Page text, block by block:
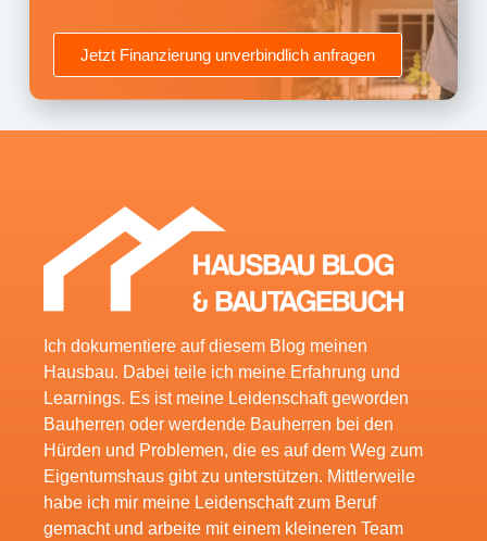
Jetzt Finanzierung unverbindlich anfragen
Ich dokumentiere auf diesem Blog meinen
Hausbau. Dabei teile ich meine Erfahrung und
Learnings. Es ist meine Leidenschaft geworden
Bauherren oder werdende Bauherren bei den
Hürden und Problemen, die es auf dem Weg zum
Eigentumshaus gibt zu unterstützen. Mittlerweile
habe ich mir meine Leidenschaft zum Beruf
gemacht und arbeite mit einem kleineren Team